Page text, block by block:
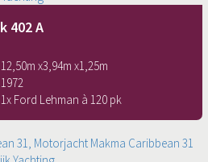
402 A
12,50m x3,94m x1,25m
1972
1x Ford Lehman à 120 pk